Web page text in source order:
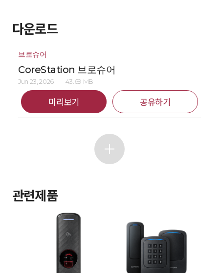
다운로드
브로슈어
CoreStation 브로슈어
Jun 23, 2026 43.69 MB
미리보기 공유하기
관련제품